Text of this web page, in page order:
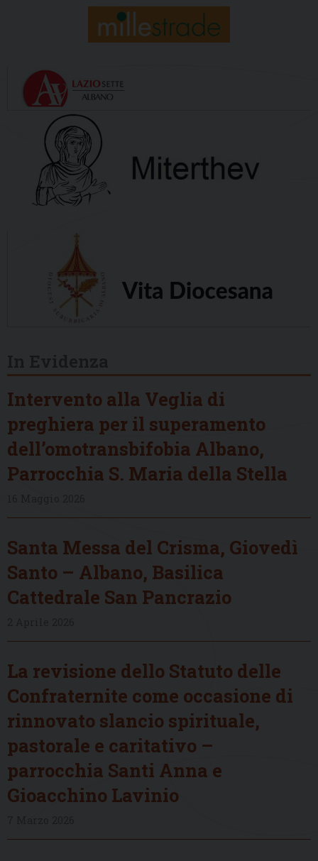
Intervento alla Veglia di
preghiera per il superamento
dell’omotransbifobia Albano,
Parrocchia S. Maria della Stella
Santa Messa del Crisma, Giovedì
Santo – Albano, Basilica
Cattedrale San Pancrazio
La revisione dello Statuto delle
Confraternite come occasione di
rinnovato slancio spirituale,
pastorale e caritativo –
parrocchia Santi Anna e
Gioacchino Lavinio